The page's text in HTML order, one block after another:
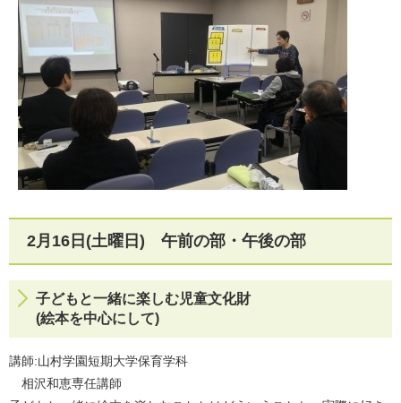
2月16日(土曜日) 午前の部・午後の部
子どもと一緒に楽しむ児童文化財
(絵本を中心にして)
講師:山村学園短期大学保育学科
相沢和恵専任講師